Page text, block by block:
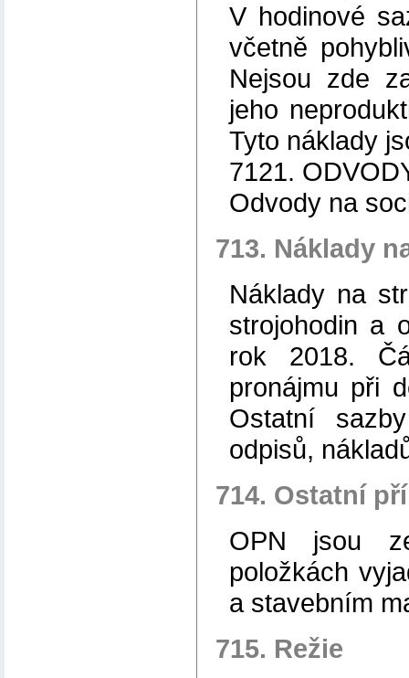
V hodinové
včetně
Nejsou zde
jeho
Tyto náklady
7121.
Odvody na
713. Náklady
Náklady na
strojohodin a
rok 2018.
pronájmu při
Ostatní
odpisů,
714. Ostatní
OPN jsou
položkách
a stavebním
715. Režie